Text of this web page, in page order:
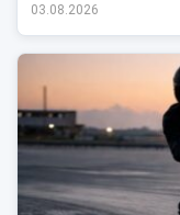
03.08.2026